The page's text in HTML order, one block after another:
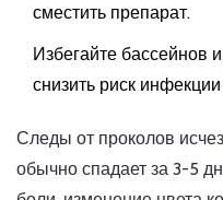
сместить препарат.
Избегайте бассейнов
снизить риск
Следы от проколов
обычно спадает за 3-5